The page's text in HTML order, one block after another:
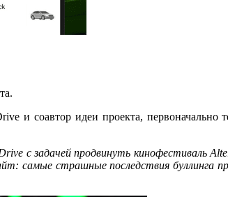
и соавтор идеи проекта,
с задачей продвинуть кинофестиваль
самые страшные последствия буллинга